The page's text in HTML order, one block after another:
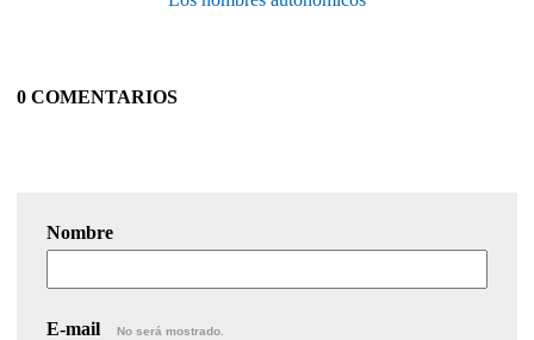
0 COMENTARIOS
Nombre
E-mail No será mostrado.